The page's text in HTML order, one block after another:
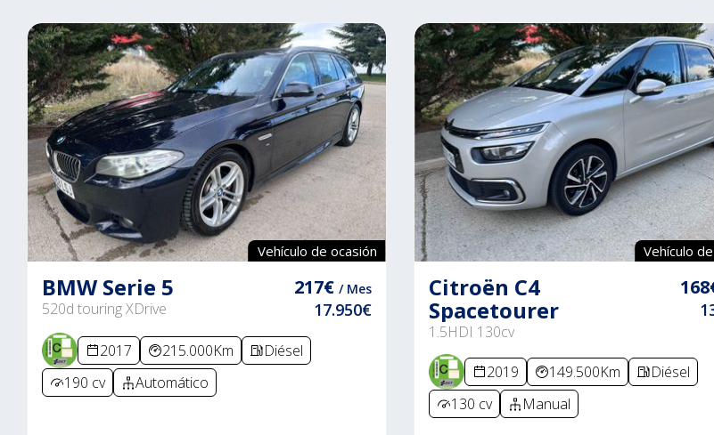
Vehículo de ocasión
BMW Serie 5
520d touring XDrive
217€ / Mes
17.950€
2017 215.000Km
Diésel
190 cv
Automático
Vehículo
Citroën C4
Spacetourer
1.5HDI 130cv
2019 149.500Km
Diésel
130 cv
Manual